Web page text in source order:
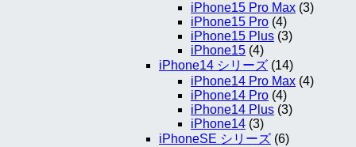
iPhone15 Pro Max (3)
iPhone15 Pro (4)
iPhone15 Plus (3)
iPhone15 (4)
iPhone14 シリーズ (14)
iPhone14 Pro Max (4)
iPhone14 Pro (4)
iPhone14 Plus (3)
iPhone14 (3)
iPhoneSE シリーズ (6)